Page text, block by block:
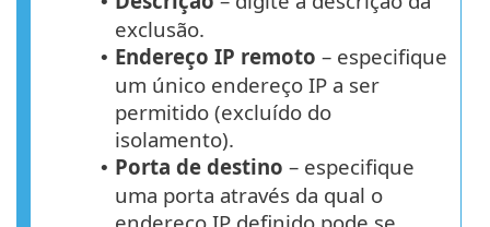
exclusão.
• Endereço IP remoto – especifique
um único endereço IP a ser
permitido (excluído do
isolamento).
• Porta de destino – especifique
uma porta através da qual o